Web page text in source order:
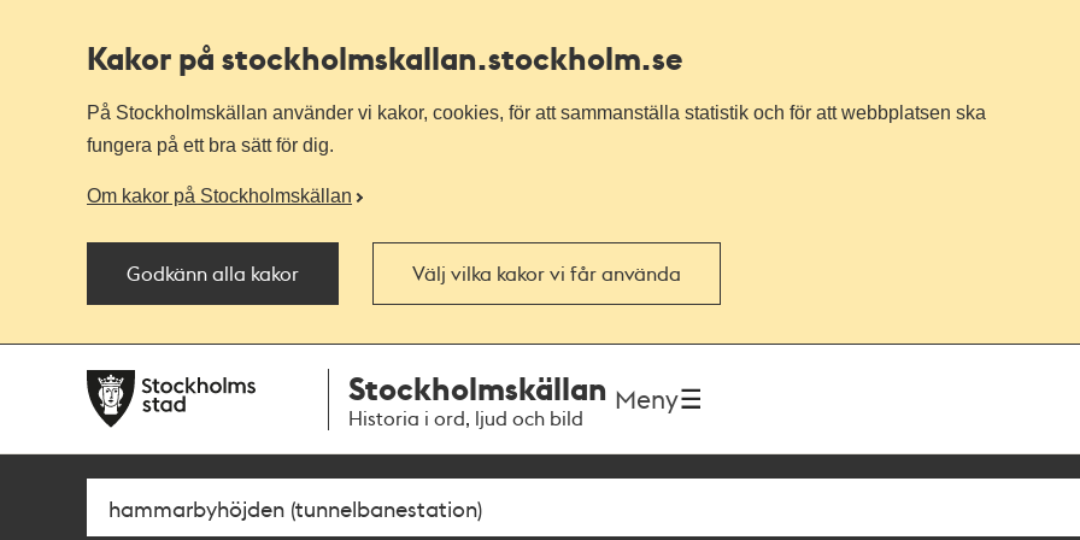
Kakor på stockholmskallan.stockholm.se
På Stockholmskällan använder vi kakor, cookies, för att sammanställa statistik och för att webbplatsen ska
fungera på ett bra sätt för dig.
Om kakor på Stockholmskällan
Godkänn alla kakor Välj vilka kakor vi får använda
navigationen
huvudinnehållet
Stockholmskällan
Historia i ord, ljud och bild
Meny
Sök